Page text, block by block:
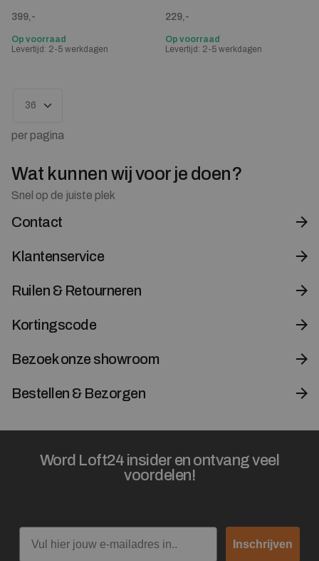
399,-
Op voorraad
Levertijd: 2-5 werkdagen
229,-
Op voorraad
Levertijd: 2-5 werkdagen
per pagina
Wat kunnen wij voor je doen?
Snel op de juiste plek
Contact
Klantenservice
Ruilen & Retourneren
Kortingscode
Bezoek onze showroom
Bestellen & Bezorgen
Word Loft24 insider en ontvang veel
voordelen!
Email
Inschrijven